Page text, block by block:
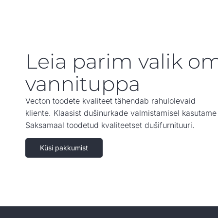
Leia parim valik
vannituppa
Vecton toodete kvaliteet tähendab rahulolevaid
kliente. Klaasist dušinurkade valmistamisel kasutame
Saksamaal toodetud kvaliteetset dušifurnituuri.
Küsi pakkumist